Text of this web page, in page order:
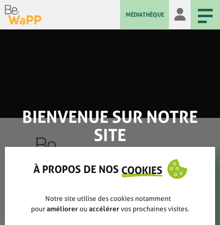
MÉDIATHÈQUE
Rapports annuels
BIENVENUE SUR NOTRE
SITE
À PROPOS DE NOS COOKIES
Notre site utilise des cookies notamment
pouraméliorerou accélérervos prochaines visites.